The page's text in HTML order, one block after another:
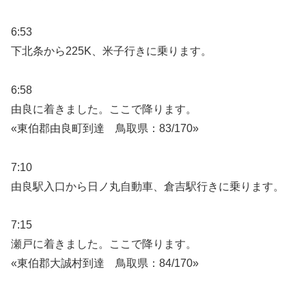
6:53
下北条から225K、米子行きに乗ります。
6:58
由良に着きました。ここで降ります。
«東伯郡由良町到達 鳥取県：83/170»
7:10
由良駅入口から日ノ丸自動車、倉吉駅行きに乗ります。
7:15
瀬戸に着きました。ここで降ります。
«東伯郡大誠村到達 鳥取県：84/170»